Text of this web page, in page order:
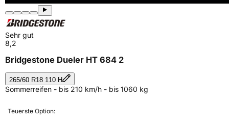
Sehr gut
8,2
Bridgestone Dueler HT 684 2
265/60 R18 110 H
Sommerreifen - bis 210 km/h - bis 1060 kg
Teuerste Option: